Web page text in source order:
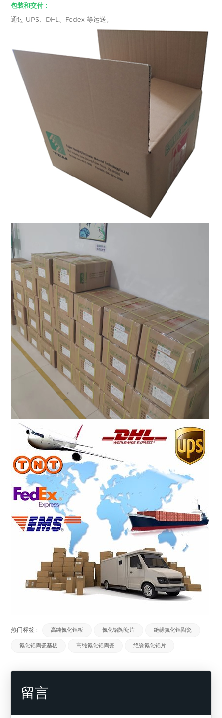
包装和交付：
通过 UPS、DHL、Fedex 等运送。
热门标签 : 高纯氮化铝板 氮化铝陶瓷片 绝缘氮化铝陶瓷
氮化铝陶瓷基板 高纯氮化铝陶瓷 绝缘氮化铝片
留言